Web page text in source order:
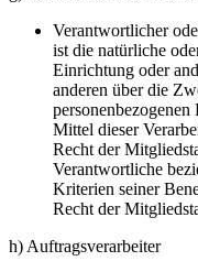
Verantwortlicher
ist die natürliche
Einrichtung oder
anderen über die
Mittel dieser
Recht der
Verantwortliche
Kriterien seiner
Recht der
h) Auftragsverarbeiter